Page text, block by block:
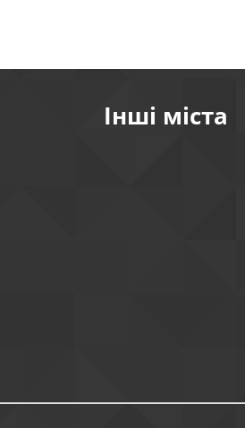
Інші міста